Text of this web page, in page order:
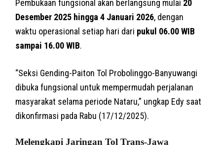
Pembukaan fungsional akan berlangsung mulai 20
Desember 2025 hingga 4 Januari 2026, dengan
waktu operasional setiap hari dari pukul 06.00 WIB
sampai 16.00 WIB.
“Seksi Gending-Paiton Tol Probolinggo-Banyuwangi
dibuka fungsional untuk mempermudah perjalanan
masyarakat selama periode Nataru,” ungkap Edy saat
dikonfirmasi pada Rabu (17/12/2025).
Melengkapi Jaringan Tol Trans-Jawa